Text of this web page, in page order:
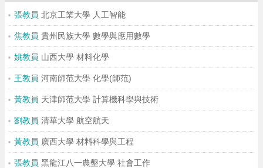
張教員 北京工業大學 人工智能
焦教員 貴州民族大學 數學與應用數學
姚教員 山西大學 材料化學
王教員 河南師范大學 化學(師范)
黃教員 天津師范大學 計算機科學與技術
劉教員 清華大學 航空航天
黃教員 廣西大學 材料科學與工程
張教員 黑龍江八一農墾大學 社會工作